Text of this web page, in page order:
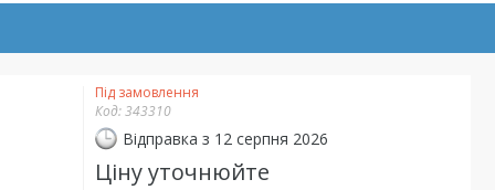
Під замовлення
Код:343310
Відправка з 12 серпня 2026
Ціну уточнюйте